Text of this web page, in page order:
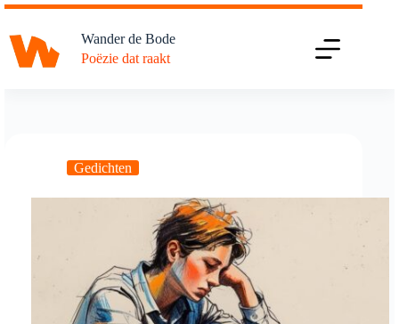
Ga
de
inhoud
Wander de Bode
Poëzie dat raakt
Gedichten